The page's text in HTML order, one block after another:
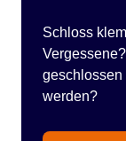
Schloss
geschlossen
werden?